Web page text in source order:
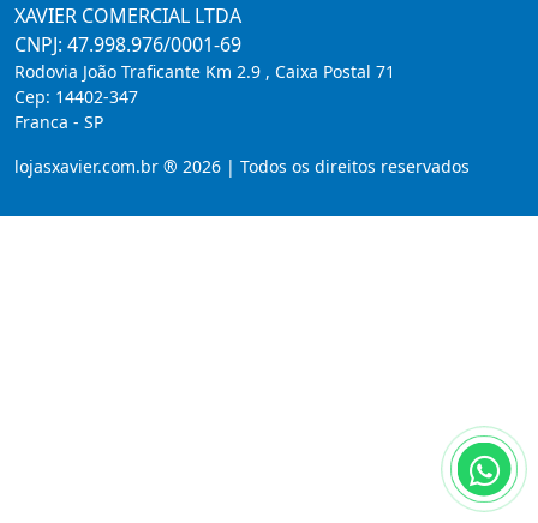
XAVIER COMERCIAL LTDA
CNPJ: 47.998.976/0001-69
Rodovia João Traficante Km 2.9 , Caixa Postal 71
Cep: 14402-347
Franca - SP
lojasxavier.com.br ® 2026 | Todos os direitos reservados